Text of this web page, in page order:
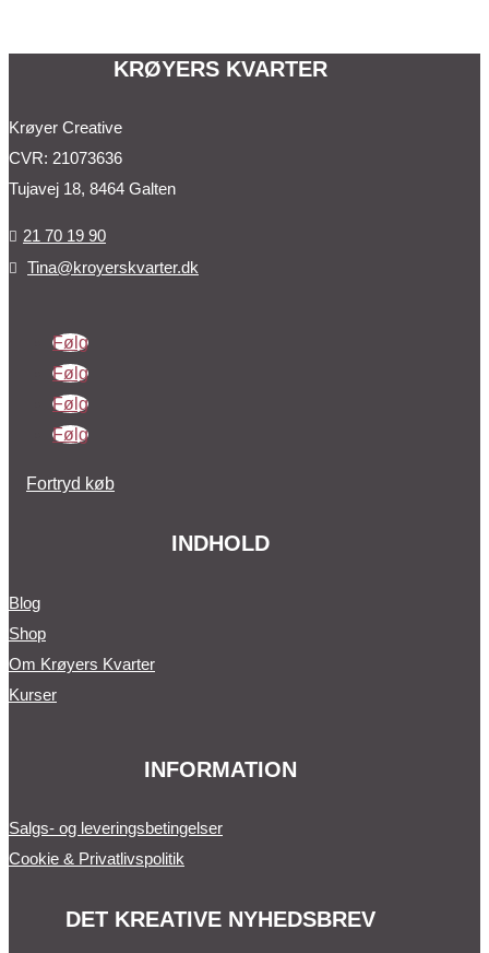
KRØYERS KVARTER
Krøyer Creative
CVR: 21073636
Tujavej 18, 8464 Galten
 21 70 19 90
 Tina@kroyerskvarter.dk
Følg
Følg
Følg
Følg
Fortryd køb
INDHOLD
Blog
Shop
Om Krøyers Kvarter
Kurser
INFORMATION
Salgs- og leveringsbetingelser
Cookie & Privatlivspolitik
DET KREATIVE NYHEDSBREV